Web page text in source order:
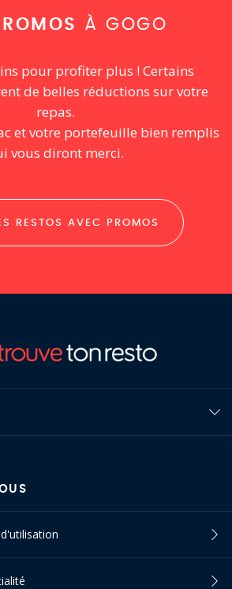
À GOGO
pour profiter plus ! Certains
de belles réductions sur votre
repas.
et votre portefeuille bien remplis
vous diront merci.
RESTOS AVEC PROMOS